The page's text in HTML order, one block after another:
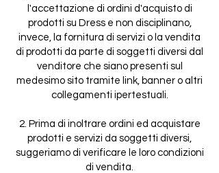
l'accettazione di ordini d'acquisto di
prodotti su Dress e non disciplinano,
invece, la fornitura di servizi o la vendita
di prodotti da parte di soggetti diversi dal
venditore che siano presenti sul
medesimo sito tramite link, banner o altri
collegamenti ipertestuali.
2. Prima di inoltrare ordini ed acquistare
prodotti e servizi da soggetti diversi,
suggeriamo di verificare le loro condizioni
di vendita.